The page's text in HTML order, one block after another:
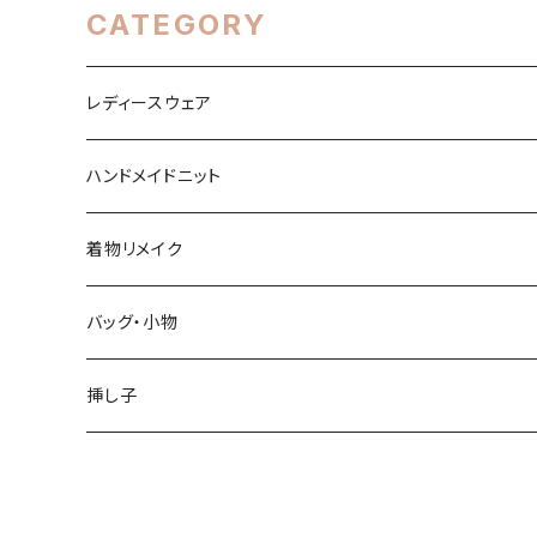
CATEGORY
レディースウェア
トップス
ワンピース
スカート
パンツ
ハンドメイドニット
春・夏シーズン
秋・冬シーズン
着物リメイク
トップス
スカート
バッグ・小物
バッグ
挿し子